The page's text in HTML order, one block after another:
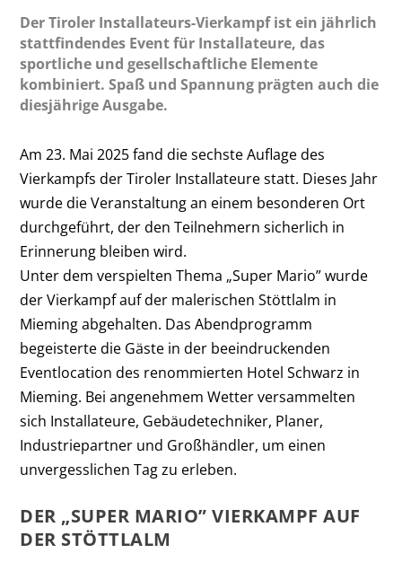
Der Tiroler Installateurs-Vierkampf ist ein jährlich
stattfindendes Event für Installateure, das
sportliche und gesellschaftliche Elemente
kombiniert. Spaß und Spannung prägten auch die
diesjährige Ausgabe.
Am 23. Mai 2025 fand die sechste Auflage des
Vierkampfs der Tiroler Installateure statt. Dieses Jahr
wurde die Veranstaltung an einem besonderen Ort
durchgeführt, der den Teilnehmern sicherlich in
Erinnerung bleiben wird.
Unter dem verspielten Thema „Super Mario” wurde
der Vierkampf auf der malerischen Stöttlalm in
Mieming abgehalten. Das Abendprogramm
begeisterte die Gäste in der beeindruckenden
Eventlocation des renommierten Hotel Schwarz in
Mieming. Bei angenehmem Wetter versammelten
sich Installateure, Gebäudetechniker, Planer,
Industriepartner und Großhändler, um einen
unvergesslichen Tag zu erleben.
DER „SUPER MARIO” VIERKAMPF AUF
DER STÖTTLALM